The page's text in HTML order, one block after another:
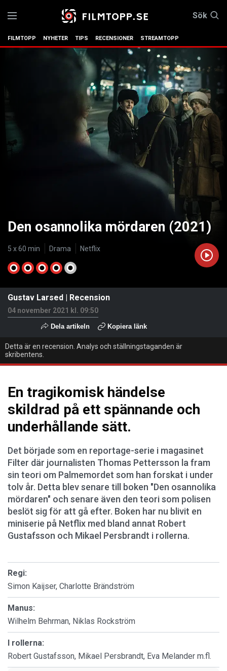
Sök
FILMTOPP NYHETER TIPS RECENSIONER STREAMTOPP
Den osannolika mördaren (2021)
5 x 60 min Drama Netflix
Gustav Larsed | Recension
04 november 2021 kl. 09:50
Dela artikeln Kopiera länk
Detta är en recension. Analys och ställningstaganden är
skribentens.
En tragikomisk händelse
skildrad på ett spännande och
underhållande sätt.
Det började som en reportage-serie i magasinet
Filter där journalisten Thomas Pettersson la fram
sin teori om Palmemordet som han forskat i under
tolv år. Detta blev senare till boken "Den osannolika
mördaren" och senare även den teori som polisen
beslöt sig för att gå efter. Boken har nu blivit en
miniserie på Netflix med bland annat Robert
Gustafsson och Mikael Persbrandt i rollerna.
Regi:
Simon Kaijser, Charlotte Brändström
Manus:
Wilhelm Behrman, Niklas Rockström
I rollerna:
Robert Gustafsson, Mikael Persbrandt, Eva Melander m.fl.